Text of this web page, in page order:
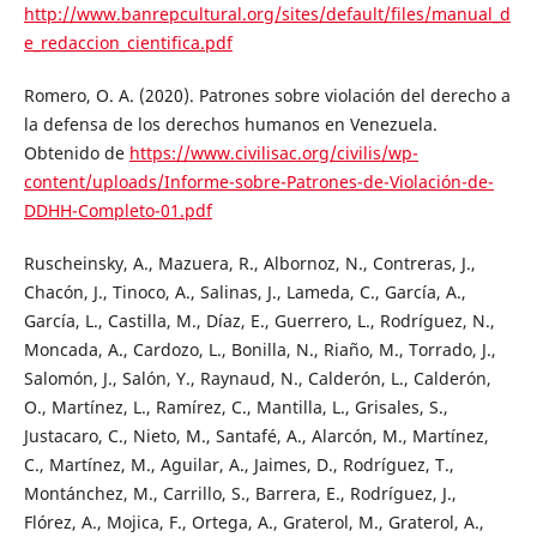
http://www.banrepcultural.org/sites/default/files/manual_d
e_redaccion_cientifica.pdf
Romero, O. A. (2020). Patrones sobre violación del derecho a
la defensa de los derechos humanos en Venezuela.
Obtenido de https://www.civilisac.org/civilis/wp-
content/uploads/Informe-sobre-Patrones-de-Violación-de-
DDHH-Completo-01.pdf
Ruscheinsky, A., Mazuera, R., Albornoz, N., Contreras, J.,
Chacón, J., Tinoco, A., Salinas, J., Lameda, C., García, A.,
García, L., Castilla, M., Díaz, E., Guerrero, L., Rodríguez, N.,
Moncada, A., Cardozo, L., Bonilla, N., Riaño, M., Torrado, J.,
Salomón, J., Salón, Y., Raynaud, N., Calderón, L., Calderón,
O., Martínez, L., Ramírez, C., Mantilla, L., Grisales, S.,
Justacaro, C., Nieto, M., Santafé, A., Alarcón, M., Martínez,
C., Martínez, M., Aguilar, A., Jaimes, D., Rodríguez, T.,
Montánchez, M., Carrillo, S., Barrera, E., Rodríguez, J.,
Flórez, A., Mojica, F., Ortega, A., Graterol, M., Graterol, A.,